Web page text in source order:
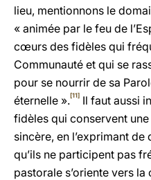
lieu, mentionnons le
« animée par le feu de
cœurs des fidèles qui
Communauté et qui se
pour se nourrir de sa
éternelle ».[11] Il faut aussi
fidèles qui conservent
sincère, en l’exprimant
qu’ils ne participent pas
pastorale s’oriente vers